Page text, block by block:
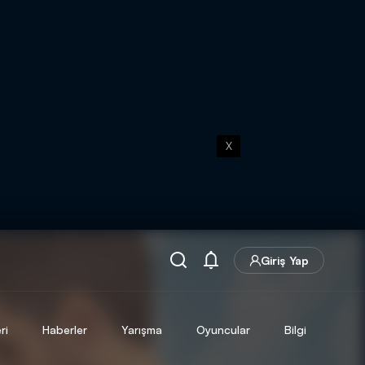
X
Giriş Yap
Haberler Yarışma Oyuncular Bilgi